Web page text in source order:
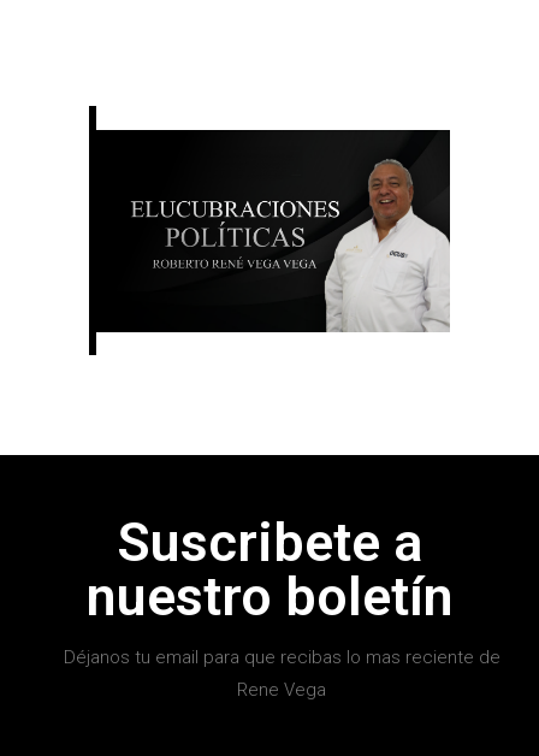
Suscribete a
nuestro boletín
Déjanos tu email para que recibas lo mas reciente de
Rene Vega